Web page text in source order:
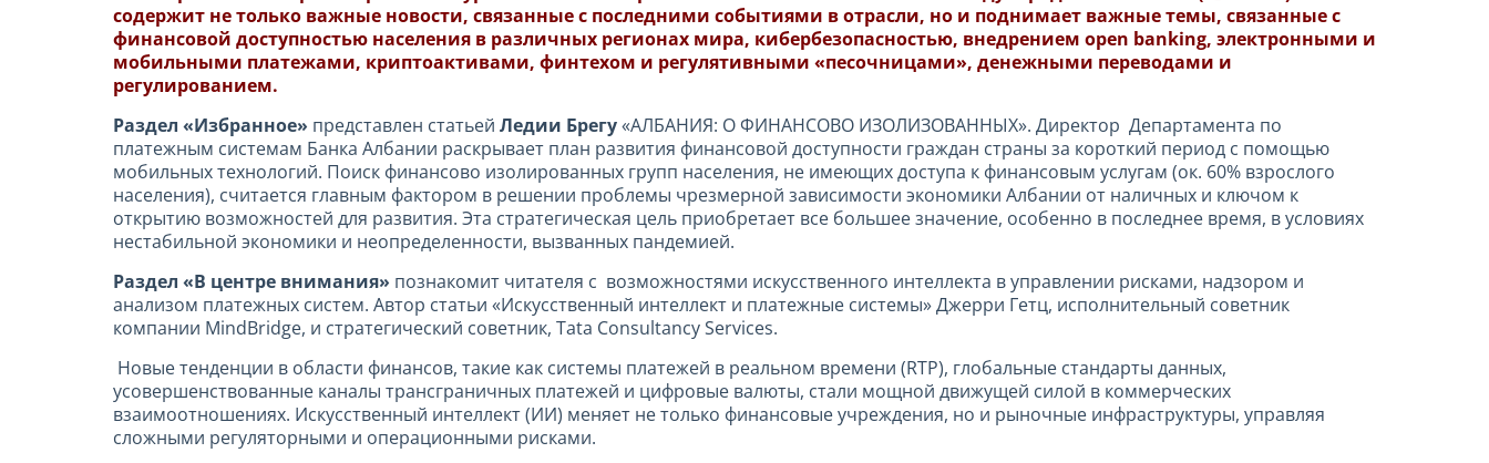
содержит не только важные новости, связанные с последними событиями в отрасли, но и поднимает важные темы, связанные с
финансовой доступностью населения в различных регионах мира, кибербезопасностью, внедрением open banking, электронными и
мобильными платежами, криптоактивами, финтехом и регулятивными «песочницами», денежными переводами и
регулированием.
Раздел «Избранное» представлен статьей Ледии Брегу«АЛБАНИЯ: О ФИНАНСОВО ИЗОЛИЗОВАННЫХ». Директор Департамента по
платежным системам Банка Албании раскрывает план развития финансовой доступности граждан страны за короткий период с помощью
мобильных технологий. Поиск финансово изолированных групп населения, не имеющих доступа к финансовым услугам (ок. 60% взрослого
населения), считается главным фактором в решении проблемы чрезмерной зависимости экономики Албании от наличных и ключом к
открытию возможностей для развития. Эта стратегическая цель приобретает все большее значение, особенно в последнее время, в условиях
нестабильной экономики и неопределенности, вызванных пандемией.
Раздел «В центре внимания» познакомит читателя с возможностями искусственного интеллекта в управлении рисками, надзором и
анализом платежных систем. Автор статьи «Искусственный интеллект и платежные системы» Джерри Гетц, исполнительный советник
компании MindBridge, и стратегический советник, Tata Consultancy Services.
Новые тенденции в области финансов, такие как системы платежей в реальном времени (RTP), глобальные стандарты данных,
усовершенствованные каналы трансграничных платежей и цифровые валюты, стали мощной движущей силой в коммерческих
взаимоотношениях. Искусственный интеллект (ИИ) меняет не только финансовые учреждения, но и рыночные инфраструктуры, управляя
сложными регуляторными и операционными рисками.